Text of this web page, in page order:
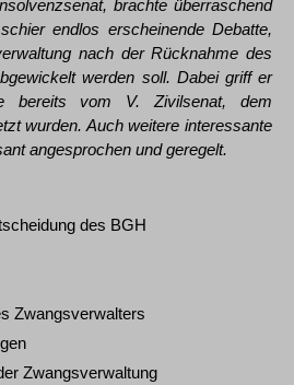
brachte überraschend
endlos erscheinende Debatte,
nach der Rücknahme des
werden soll. Dabei griff er
bereits vom V. Zivilsenat, dem
wurden. Auch weitere interessante
angesprochen und geregelt.
des BGH
Zwangsverwalters
Zwangsverwaltung